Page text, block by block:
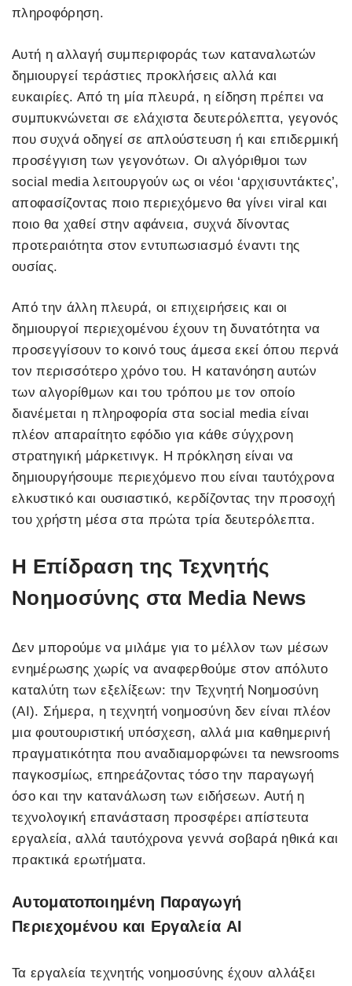
πληροφόρηση.
Αυτή η αλλαγή συμπεριφοράς των καταναλωτών
δημιουργεί τεράστιες προκλήσεις αλλά και
ευκαιρίες. Από τη μία πλευρά, η είδηση πρέπει να
συμπυκνώνεται σε ελάχιστα δευτερόλεπτα, γεγονός
που συχνά οδηγεί σε απλούστευση ή και επιδερμική
προσέγγιση των γεγονότων. Οι αλγόριθμοι των
social media λειτουργούν ως οι νέοι ‘αρχισυντάκτες’,
αποφασίζοντας ποιο περιεχόμενο θα γίνει viral και
ποιο θα χαθεί στην αφάνεια, συχνά δίνοντας
προτεραιότητα στον εντυπωσιασμό έναντι της
ουσίας.
Από την άλλη πλευρά, οι επιχειρήσεις και οι
δημιουργοί περιεχομένου έχουν τη δυνατότητα να
προσεγγίσουν το κοινό τους άμεσα εκεί όπου περνά
τον περισσότερο χρόνο του. Η κατανόηση αυτών
των αλγορίθμων και του τρόπου με τον οποίο
διανέμεται η πληροφορία στα social media είναι
πλέον απαραίτητο εφόδιο για κάθε σύγχρονη
στρατηγική μάρκετινγκ. Η πρόκληση είναι να
δημιουργήσουμε περιεχόμενο που είναι ταυτόχρονα
ελκυστικό και ουσιαστικό, κερδίζοντας την προσοχή
του χρήστη μέσα στα πρώτα τρία δευτερόλεπτα.
Η Επίδραση της Τεχνητής
Νοημοσύνης στα Media News
Δεν μπορούμε να μιλάμε για το μέλλον των μέσων
ενημέρωσης χωρίς να αναφερθούμε στον απόλυτο
καταλύτη των εξελίξεων: την Τεχνητή Νοημοσύνη
(AI). Σήμερα, η τεχνητή νοημοσύνη δεν είναι πλέον
μια φουτουριστική υπόσχεση, αλλά μια καθημερινή
πραγματικότητα που αναδιαμορφώνει τα newsrooms
παγκοσμίως, επηρεάζοντας τόσο την παραγωγή
όσο και την κατανάλωση των ειδήσεων. Αυτή η
τεχνολογική επανάσταση προσφέρει απίστευτα
εργαλεία, αλλά ταυτόχρονα γεννά σοβαρά ηθικά και
πρακτικά ερωτήματα.
Αυτοματοποιημένη Παραγωγή
Περιεχομένου και Εργαλεία AI
Τα εργαλεία τεχνητής νοημοσύνης έχουν αλλάξει